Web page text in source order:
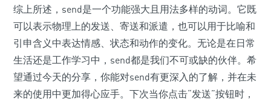
综上所述，send是一个功能强大且用法多样的动词。它既
可以表示物理上的发送、寄送和派遣，也可以用于比喻和
引申含义中表达情感、状态和动作的变化。无论是在日常
生活还是工作学习中，send都是我们不可或缺的伙伴。希
望通过今天的分享，你能对send有更深入的了解，并在未
来的使用中更加得心应手。下次当你点击“发送”按钮时，